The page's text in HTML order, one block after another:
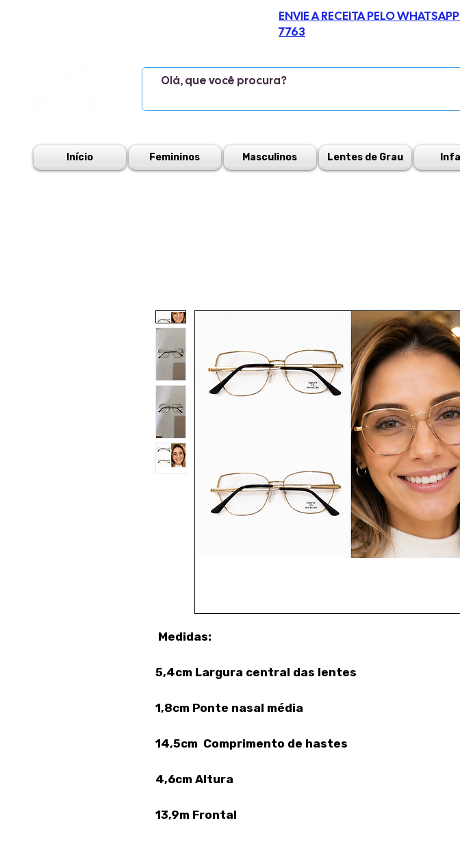
ENVIE A RECEITA PELO
7763
Início Femininos Masculinos Lentes de Grau
Medidas:
5,4cm Largura central das lentes
1,8cm Ponte nasal média
14,5cm Comprimento de hastes
4,6cm Altura
13,9m Frontal